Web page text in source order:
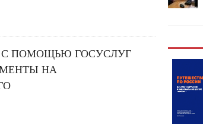
ПОМОЩЬЮ ГОСУСЛУГ
НА